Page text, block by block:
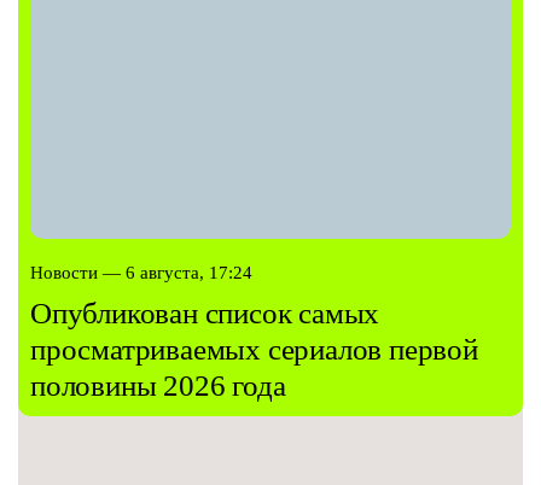
Новости — 6 августа, 17:24
Опубликован список самых
просматриваемых сериалов первой
половины 2026 года